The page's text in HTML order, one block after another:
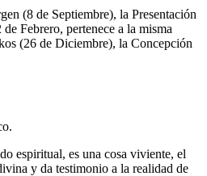
(8 de Septiembre), la Presentación
Febrero, pertenece a la misma
(26 de Diciembre), la Concepción
espiritual, es una cosa viviente, el
y da testimonio a la realidad de